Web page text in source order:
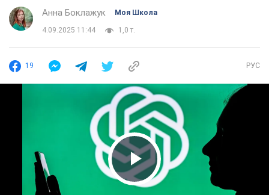
Анна Боклажук Моя Школа
4.09.2025 11:44 1,0 т.
19 РУС
Play Video